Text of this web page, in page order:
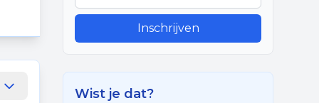
Inschrijven
Wist je dat?